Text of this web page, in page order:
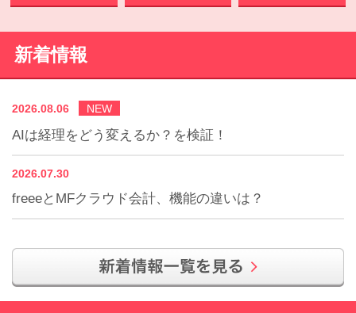
新着情報
2026.08.06 NEW
AIは経理をどう変えるか？を検証！
2026.07.30
freeeとMFクラウド会計、機能の違いは？